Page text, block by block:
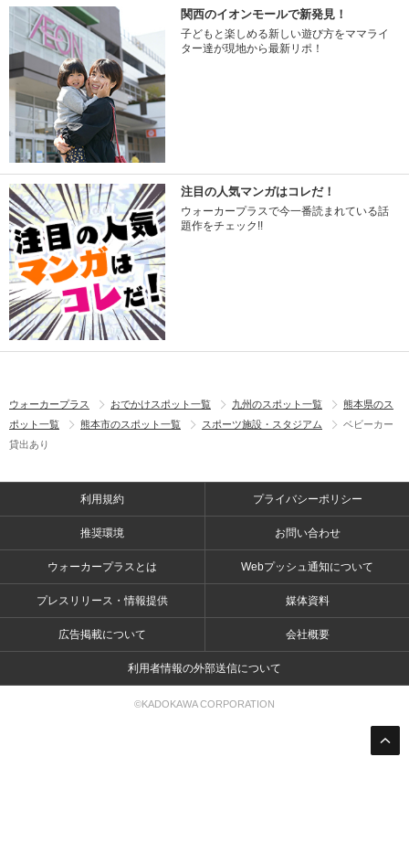
関西のイオンモールで新発見！
子どもと楽しめる新しい遊び方をママライ
ター達が現地から最新リポ！
注目の人気マンガはコレだ！
ウォーカープラスで今一番読まれている話
題作をチェック!!
ウォーカープラス おでかけスポット一覧 九州のスポット一覧
熊本県のス
ポット一覧
熊本市のスポット一覧 スポーツ施設・スタジアム
ベビーカー
貸出あり
利用規約 プライバシーポリシー
推奨環境 お問い合わせ
ウォーカープラスとは Webプッシュ通知について
プレスリリース・情報提供 媒体資料
広告掲載について 会社概要
利用者情報の外部送信について
©KADOKAWA CORPORATION